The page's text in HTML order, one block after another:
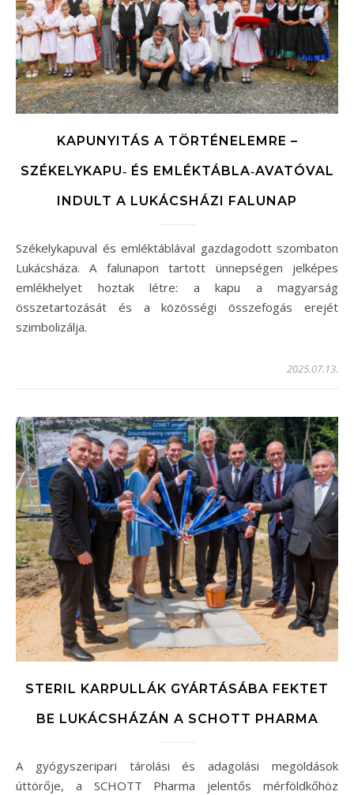
KAPUNYITÁS A TÖRTÉNELEMRE –
SZÉKELYKAPU‐ ÉS EMLÉKTÁBLA‐AVATÓVAL
INDULT A LUKÁCSHÁZI FALUNAP
Székelykapuval és emléktáblával gazdagodott szombaton
Lukácsháza. A falunapon tartott ünnepségen jelképes
emlékhelyet hoztak létre: a kapu a magyarság
összetartozását és a közösségi összefogás erejét
szimbolizálja.
2025.07.13.
STERIL KARPULLÁK GYÁRTÁSÁBA FEKTET
BE LUKÁCSHÁZÁN A SCHOTT PHARMA
A gyógyszeripari tárolási és adagolási megoldások
úttörője, a SCHOTT Pharma jelentős mérföldkőhöz